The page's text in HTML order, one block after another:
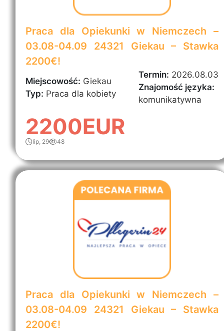
Praca dla Opiekunki w Niemczech –
03.08-04.09 24321 Giekau – Stawka
2200€!
Miejscowość: Giekau
Typ: Praca dla kobiety
Termin: 2026.08.03
Znajomość języka:
komunikatywna
2200EUR
lip, 29 48
Praca dla Opiekunki w Niemczech –
03.08-04.09 24321 Giekau – Stawka
2200€!